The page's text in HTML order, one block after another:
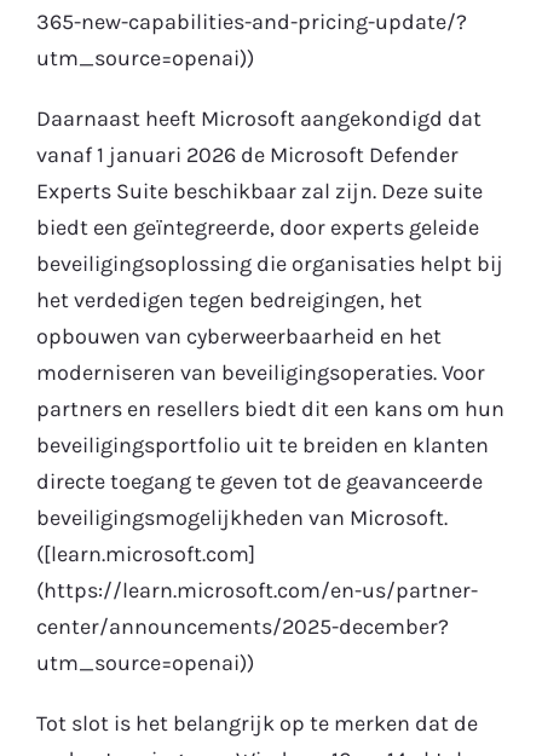
365-new-capabilities-and-pricing-update/?
utm_source=openai))
Daarnaast heeft Microsoft aangekondigd dat
vanaf 1 januari 2026 de Microsoft Defender
Experts Suite beschikbaar zal zijn. Deze suite
biedt een geïntegreerde, door experts geleide
beveiligingsoplossing die organisaties helpt bij
het verdedigen tegen bedreigingen, het
opbouwen van cyberweerbaarheid en het
moderniseren van beveiligingsoperaties. Voor
partners en resellers biedt dit een kans om hun
beveiligingsportfolio uit te breiden en klanten
directe toegang te geven tot de geavanceerde
beveiligingsmogelijkheden van Microsoft.
([learn.microsoft.com]
(https://learn.microsoft.com/en-us/partner-
center/announcements/2025-december?
utm_source=openai))
Tot slot is het belangrijk op te merken dat de